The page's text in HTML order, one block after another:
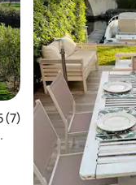
moyenne sur
(7)